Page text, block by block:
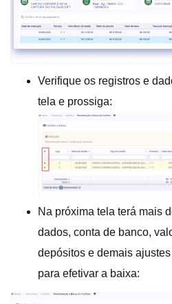
Verifique os registros e
tela e prossiga:
Na próxima tela terá mais
dados, conta de banco,
depósitos e demais
para efetivar a baixa: